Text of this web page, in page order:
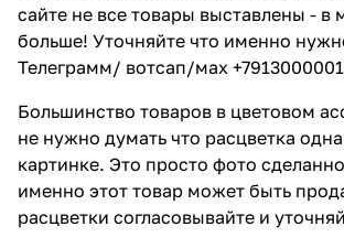
сайте не все товары выставлены - в
больше! Уточняйте что именно
Телеграмм/ вотсап/мах
Большинство товаров в цветовом
не нужно думать что расцветка
картинке. Это просто фото
именно этот товар может быть
расцветки согласовывайте и